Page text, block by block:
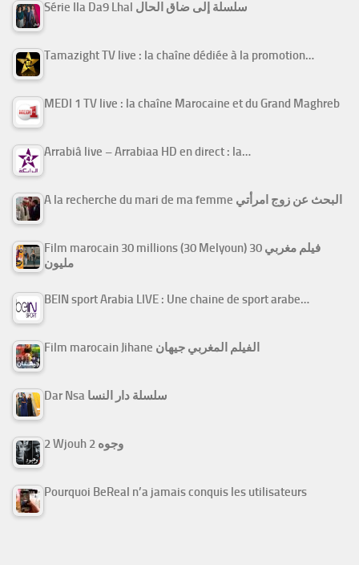
Série Ila Da9 Lhal سلسلة إلى ضاق الحال
Tamazight TV live : la chaîne dédiée à la promotion…
MEDI 1 TV live : la chaîne Marocaine et du Grand Maghreb
Arrabiâ live – Arrabiaa HD en direct : la…
A la recherche du mari de ma femme البحث عن زوج امرأتي
Film marocain 30 millions (30 Melyoun) فيلم مغربي 30
مليون
BEIN sport Arabia LIVE : Une chaine de sport arabe…
Film marocain Jihane الفيلم المغربي جيهان
Dar Nsa سلسلة دار النسا
2 Wjouh 2 وجوه
Pourquoi BeReal n’a jamais conquis les utilisateurs